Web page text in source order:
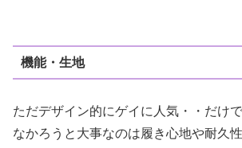
機能・生地
ただデザイン的にゲイに人気・・だけ
なかろうと大事なのは履き心地や耐久